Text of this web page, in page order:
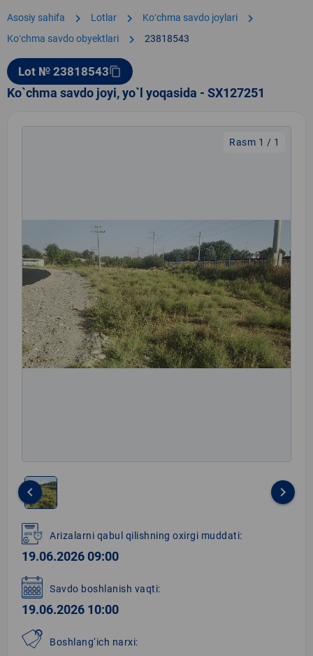
Asosiy sahifa chevron_right Lotlar chevron_right Koʻchma savdo joylari chevron_right
Koʻchma savdo obyektlari chevron_right 23818543
Lot № 23818543content_copy
Ko`chma savdo joyi, yo`l yoqasida - SX127251
Rasm 1 / 1
1
of
1
keyboard_arrow_left keyboard_arrow_right
Arizalarni qabul qilishning oxirgi muddati:
19.06.2026 09:00
Savdo boshlanish vaqti:
19.06.2026 10:00
Boshlang‘ich narxi: